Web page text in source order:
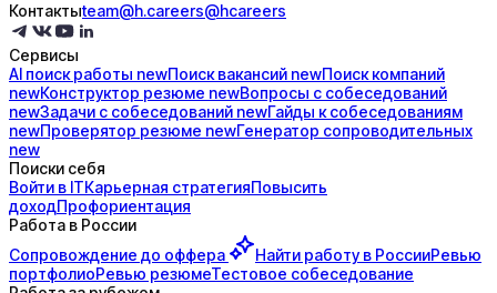
Контактыteam@h.careers@hcareers
Сервисы
AI поискработы newПоисквакансий newПоисккомпаний
newКонструктор резюме newВопросы с собеседований
newЗадачи с собеседований newГайды ксобеседованиям
newПроверятор резюме newГенератор сопроводительных
new
Поиски себя
Войти в ITКарьерная стратегияПовысить
доходПрофориентация
Работа в России
Сопровождение до оффера Найти работу в РоссииРевью
портфолиоРевью резюмеТестовое собеседование